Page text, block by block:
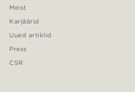
Meist
Karjäärid
Uued artiklid
Press
CSR